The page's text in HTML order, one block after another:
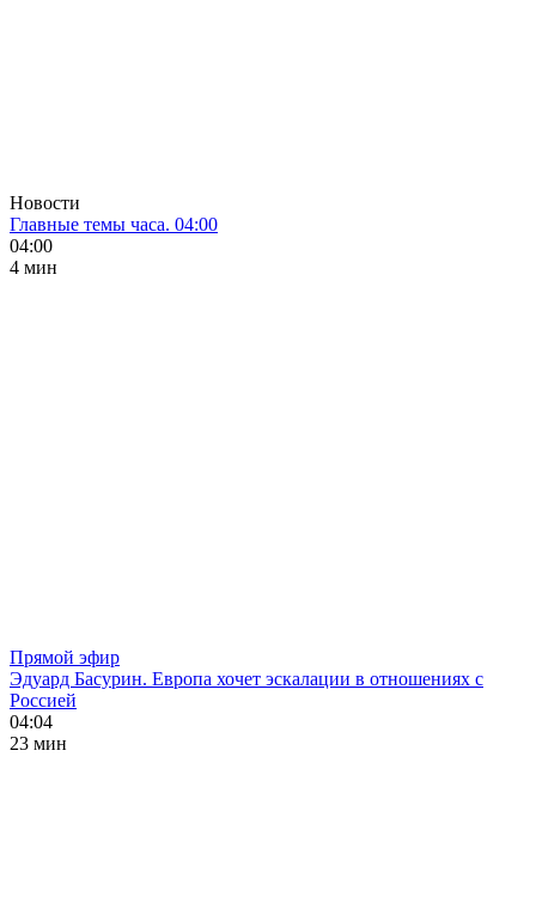
Новости
Главные темы часа. 04:00
04:00
4 мин
Прямой эфир
Эдуард Басурин. Европа хочет эскалации в отношениях с
Россией
04:04
23 мин